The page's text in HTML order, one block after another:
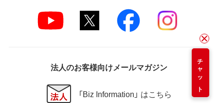
チャット
法人のお客様向けメールマガジン
「Biz Information」 はこちら